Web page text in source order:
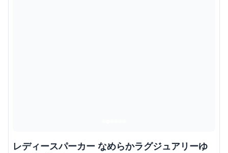
レディースパーカー なめらかラグジュアリーゆ